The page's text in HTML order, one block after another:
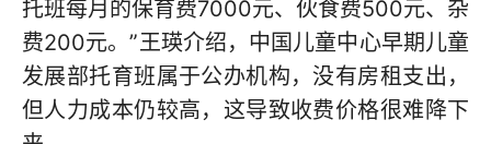
托班每月的保育费7000元、伙食费500元、杂
费200元。”王瑛介绍，中国儿童中心早期儿童
发展部托育班属于公办机构，没有房租支出，
但人力成本仍较高，这导致收费价格很难降下